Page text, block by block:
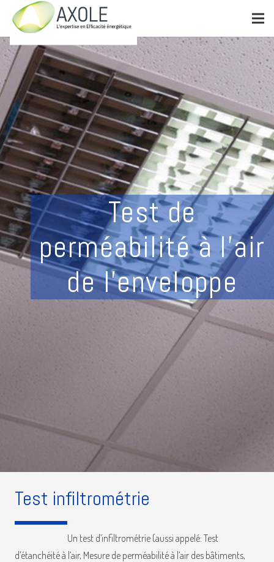
Test de
perméabilité à l'air
de l'enveloppe
Test infiltrométrie
Un test d’infiltrométrie (aussi appelé: Test
d’étanchéité à l’air, Mesure de perméabilité à l’air des bâtiments,